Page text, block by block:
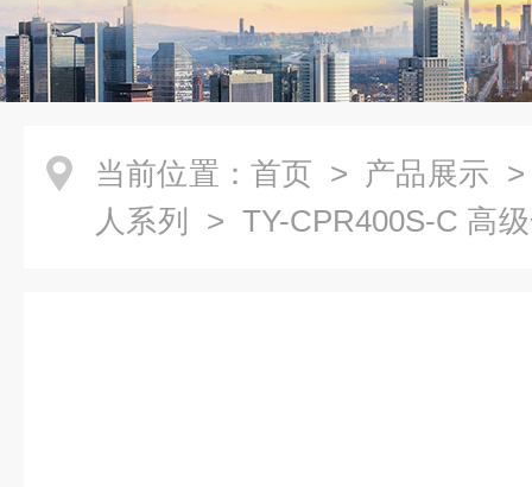
当前位置： 首页 > 产品展示
人系列
> TY-CPR400S-C 高